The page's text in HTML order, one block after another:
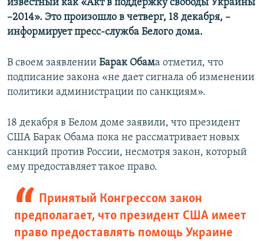
известный как «Акт в поддержку свободы Украины
–2014». Это произошло в четверг, 18 декабря, –
информирует пресс-служба Белого дома.
В своем заявлении Барак Обама отметил, что
подписание закона «не дает сигнала об изменении
политики администрации по санкциям».
18 декабря в Белом доме заявили, что президент
США Барак Обама пока не рассматривает новых
санкций против России, несмотря закон, который
ему предоставляет такое право.
Принятый Конгрессом закон
предполагает, что президент США имеет
право предоставлять помощь Украине